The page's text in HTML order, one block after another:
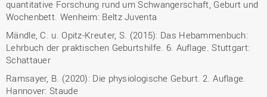
quantitative Forschung rund um Schwangerschaft, Geburt und
Wochenbett. Wenheim: Beltz Juventa
Mändle, C. u. Opitz-Kreuter, S. (2015): Das Hebammenbuch:
Lehrbuch der praktischen Geburtshilfe. 6. Auflage. Stuttgart:
Schattauer
Ramsayer, B. (2020): Die physiologische Geburt. 2. Auflage.
Hannover: Staude